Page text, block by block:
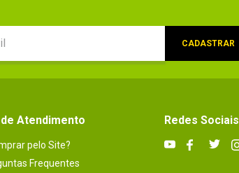
CADASTRAR
Atendimento
pelo Site?
Frequentes
Redes Sociais